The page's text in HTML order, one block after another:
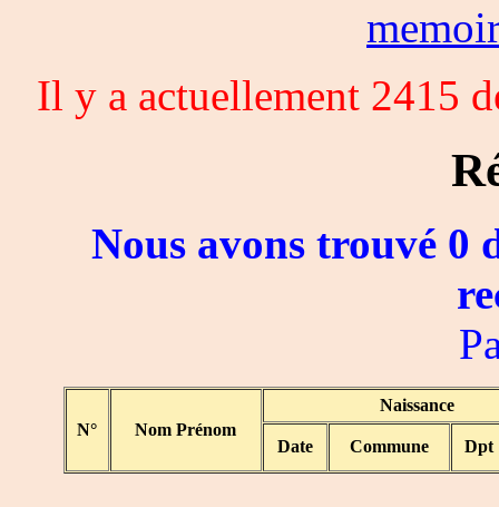
Il y a actuellement 2415
Nous avons trouvé 0
N° Nom Prénom
Naissance
Date Commune Dpt